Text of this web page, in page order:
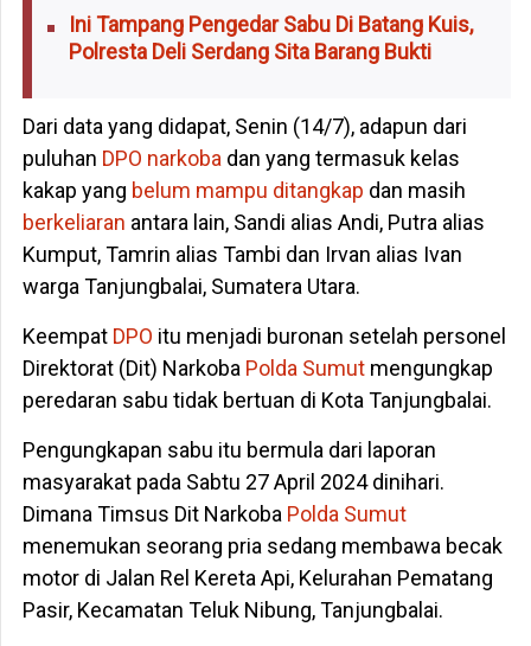
Ini Tampang Pengedar Sabu Di Batang Kuis,
Polresta Deli Serdang Sita Barang Bukti
Dari data yang didapat, Senin (14/7), adapun dari
puluhan DPO narkobadan yang termasuk kelas
kakap yang belum mampu ditangkap dan masih
berkeliaran antara lain, Sandi alias Andi, Putra alias
Kumput, Tamrin alias Tambi dan Irvan alias Ivan
warga Tanjungbalai, Sumatera Utara.
KeempatDPO itu menjadi buronan setelah personel
Direktorat (Dit) NarkobaPolda Sumutmengungkap
peredaran sabu tidak bertuan di Kota Tanjungbalai.
Pengungkapan sabu itu bermula dari laporan
masyarakat pada Sabtu 27 April 2024 dinihari.
Dimana Timsus Dit NarkobaPolda Sumut
menemukan seorang pria sedang membawa becak
motor di Jalan Rel Kereta Api, Kelurahan Pematang
Pasir, Kecamatan Teluk Nibung, Tanjungbalai.